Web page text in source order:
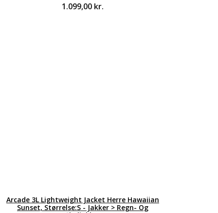
1.099,00 kr.
Arcade 3L Lightweight Jacket Herre Hawaiian
Sunset, Størrelse:S - Jakker > Regn- Og